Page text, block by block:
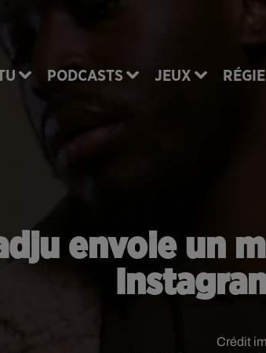
PODCASTS JEUX
envoie un
Crédit